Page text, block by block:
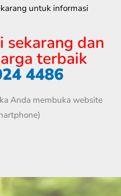
untuk informasi
sekarang dan
terbaik
4486
Anda membuka website